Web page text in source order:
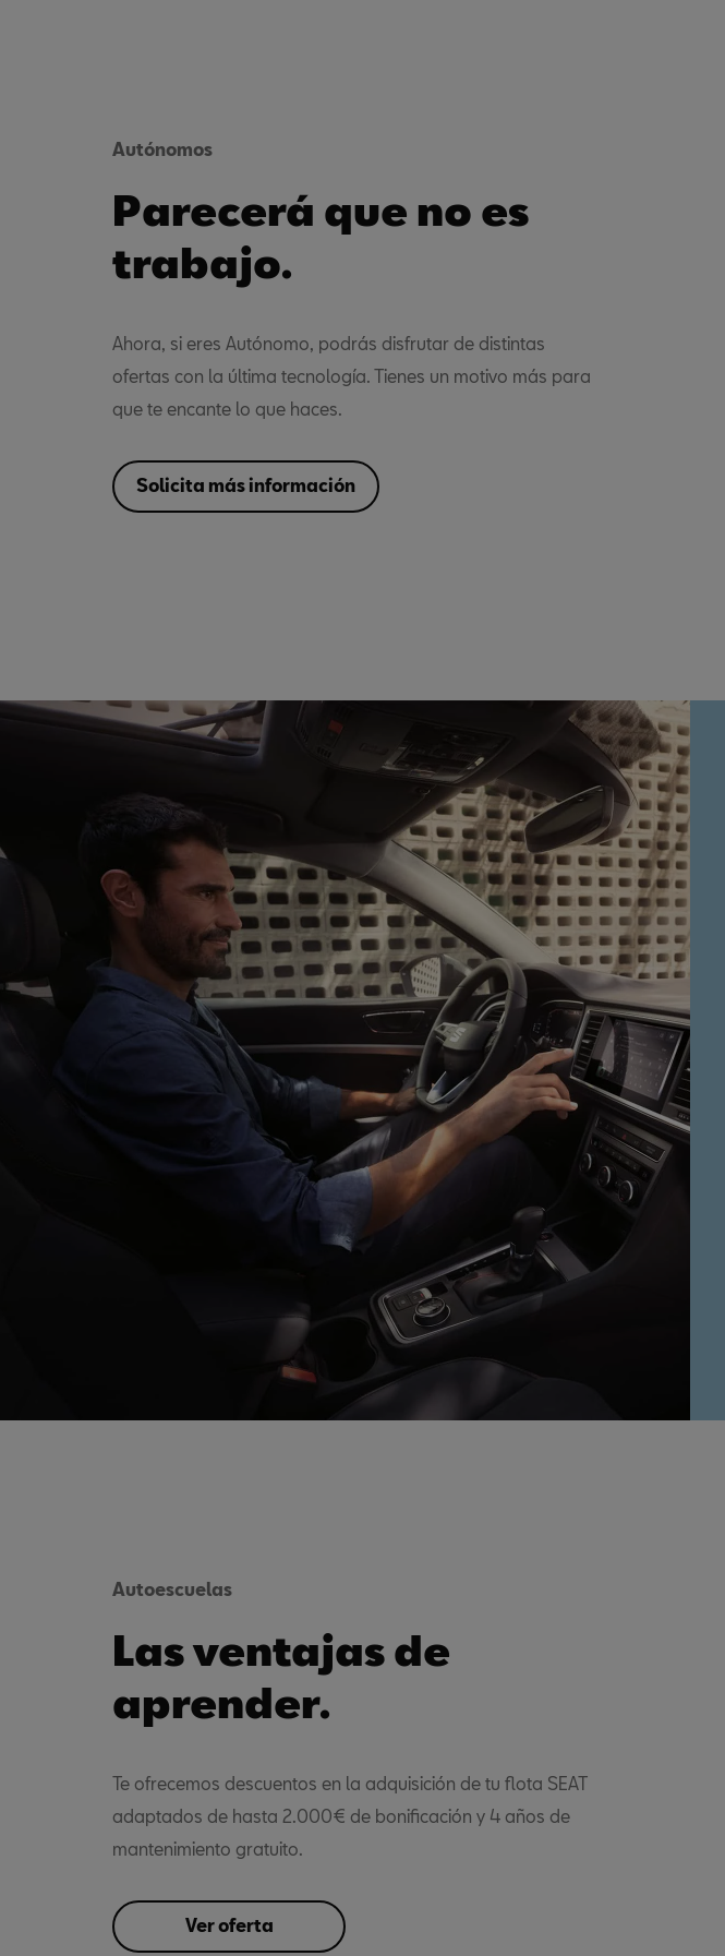
Autónomos
Parecerá que no es
trabajo.
Ahora, si eres Autónomo, podrás disfrutar de distintas
ofertas con la última tecnología. Tienes un motivo más para
que te encante lo que haces.
Solicita más información
Autoescuelas
Las ventajas de
aprender.
Te ofrecemos descuentos en la adquisición de tu flota SEAT
adaptados de hasta 2.000€ de bonificación y 4 años de
mantenimiento gratuito.
Ver oferta